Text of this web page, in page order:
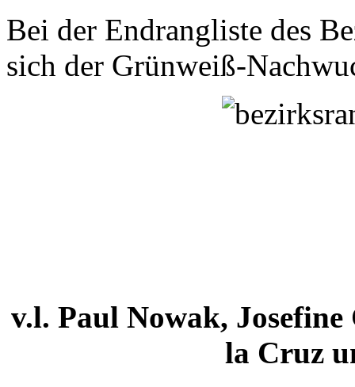
Bei der Endrangliste des
sich der Grünweiß-
v.l. Paul Nowak,
la Cruz